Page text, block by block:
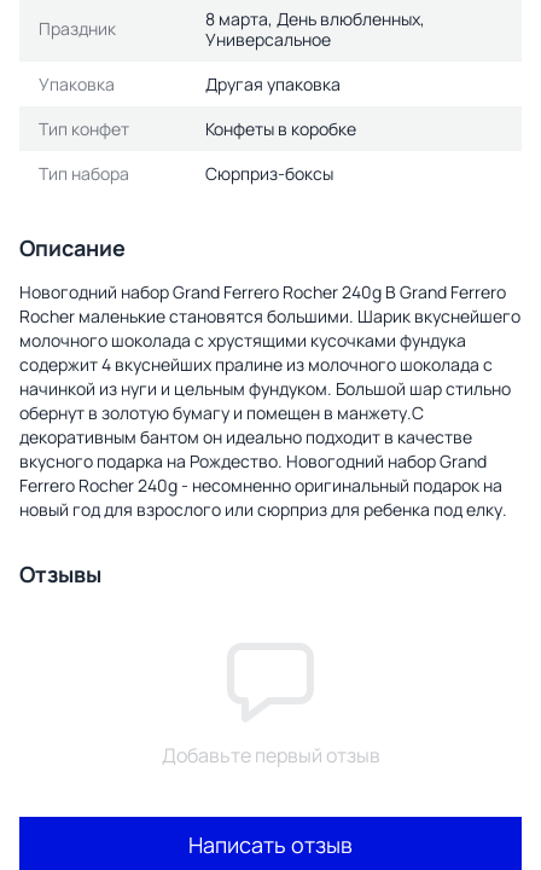
Праздник
8 марта, День влюбленных,
Универсальное
Упаковка
Другая упаковка
Тип конфет
Конфеты в коробке
Тип набора
Сюрприз-боксы
Описание
Новогодний набор Grand Ferrero Rocher 240g В Grand Ferrero
Rocher маленькие становятся большими. Шарик вкуснейшего
молочного шоколада с хрустящими кусочками фундука
содержит 4 вкуснейших пралине из молочного шоколада с
начинкой из нуги и цельным фундуком. Большой шар стильно
обернут в золотую бумагу и помещен в манжету.С
декоративным бантом он идеально подходит в качестве
вкусного подарка на Рождество. Новогодний набор Grand
Ferrero Rocher 240g - несомненно оригинальный подарок на
новый год для взрослого или сюрприз для ребенка под елку.
Отзывы
Добавьте первый отзыв
Написать отзыв